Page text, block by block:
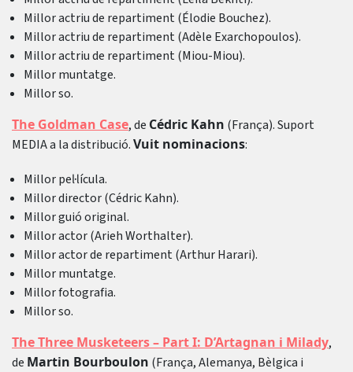
Millor actriu de repartiment (Élodie Bouchez).
Millor actriu de repartiment (Adèle Exarchopoulos).
Millor actriu de repartiment (Miou-Miou).
Millor muntatge.
Millor so.
The Goldman Case, de Cédric Kahn (França). Suport
MEDIA a la distribució.Vuit nominacions:
Millor pel·lícula.
Millor director (Cédric Kahn).
Millor guió original.
Millor actor (Arieh Worthalter).
Millor actor de repartiment (Arthur Harari).
Millor muntatge.
Millor fotografia.
Millor so.
The Three Musketeers – Part I: D’Artagnan i Milady,
de Martin Bourboulon (França, Alemanya, Bèlgica i